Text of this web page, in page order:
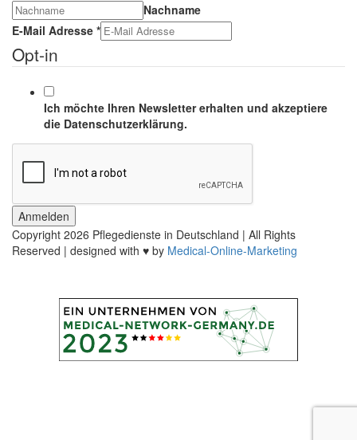
Nachname
E-Mail Adresse *
Opt-in
Ich möchte Ihren Newsletter erhalten und akzeptiere
die Datenschutzerklärung.
Anmelden
Copyright 2026 Pflegedienste in Deutschland | All Rights
Reserved | designed with ♥ by Medical-Online-Marketing